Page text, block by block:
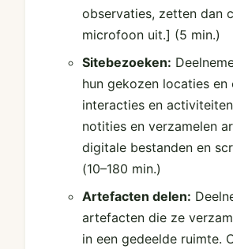
observaties, zetten dan
microfoon uit.] (5 min.)
Sitebezoeken:
hun gekozen locaties en
interacties en
notities en verzamelen
digitale bestanden en
(10–180 min.)
Artefacten delen:
artefacten die ze
in een gedeelde ruimte.